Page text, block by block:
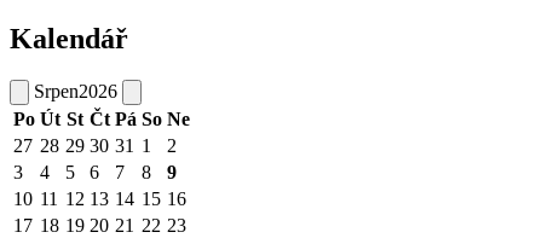
Kalendář
Srpen2026
Po Út St Čt Pá So Ne
27 28 29 30 31 1
2
3
4 5 6 7 8
9
10 11 12 13 14 15 16
17 18 19 20 21 22 23